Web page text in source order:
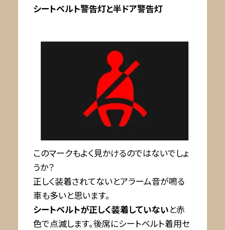
シートベルト警告灯と半ドア警告灯
このマークもよく見かけるのではないでしょ
うか？
正しく装着されてないとアラーム音が鳴る
車も多いと思います。
シートベルトが正しく装着していないと赤
色で点滅します。後席にシートベルト着用セ